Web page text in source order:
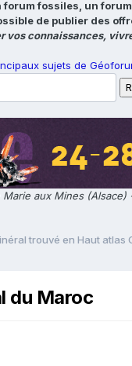
fossiles, un
de publier des
vos connaissances,
sujets de
aux Mines
trouvé en Haut atlas
du Maroc